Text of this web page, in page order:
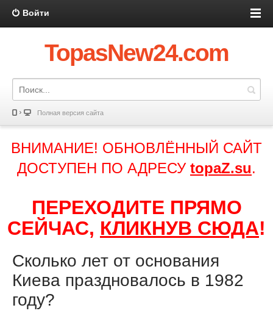
Войти
TopasNew24.com
Полная версия сайта
ВНИМАНИЕ! ОБНОВЛЁННЫЙ САЙТ
ДОСТУПЕН ПО АДРЕСУ topaZ.su.
ПЕРЕХОДИТЕ ПРЯМО
СЕЙЧАС, КЛИКНУВ СЮДА!
Сколько лет от основания
Киева праздновалось в 1982
году?